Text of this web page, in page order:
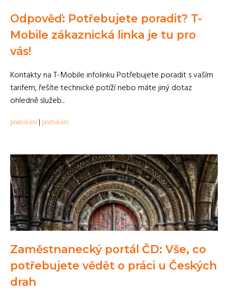
Odpověď: Potřebujete poradit? T-
Mobile zákaznická linka je tu pro
vás!
Kontakty na T-Mobile infolinku Potřebujete poradit s vaším
tarifem, řešíte technické potíží nebo máte jiný dotaz
ohledně služeb...
podnikání| podnikání
Zaměstnanecký portál ČD: Vše, co
potřebujete vědět o práci u Českých
drah